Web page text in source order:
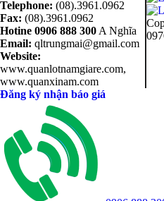
Telephone: (08).3961.0962
Fax: (08).3961.0962
Hotine 0906 888 300 A Nghĩa
Email: qltrungmai@gmail.com
Website:
www.quanlotnamgiare.com,
www.quanxinam.com
Đăng ký nhận báo giá